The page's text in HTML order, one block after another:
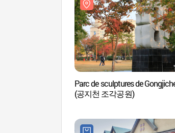
Parc de sculptures de
(공지천 조각공원)